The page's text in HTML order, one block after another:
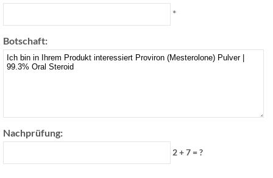
*
Botschaft:
Nachprüfung:
2 + 7 = ?